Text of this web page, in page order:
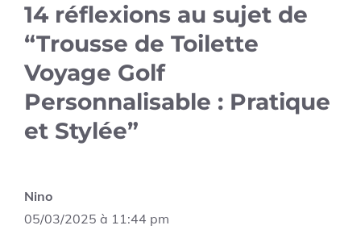
14 réflexions au sujet de
“Trousse de Toilette
Voyage Golf
Personnalisable : Pratique
et Stylée”
Nino
05/03/2025 à 11:44 pm